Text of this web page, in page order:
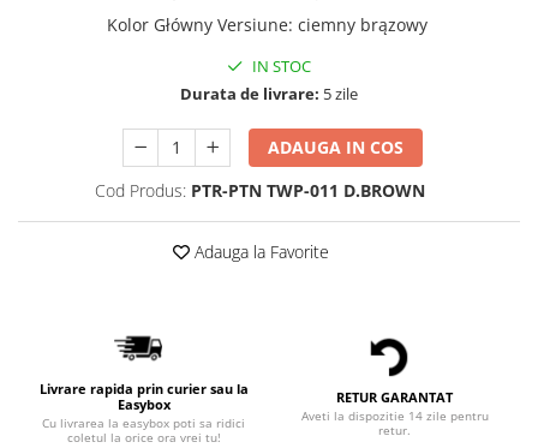
Kolor Główny Versiune: ciemny brązowy
IN STOC
Durata de livrare: 5 zile
ADAUGA IN COS
Cod Produs: PTR-PTN TWP-011 D.BROWN
Adauga la Favorite
Livrare rapida prin curier sau la
Easybox
Cu livrarea la easybox poti sa ridici
coletul la orice ora vrei tu!
RETUR GARANTAT
Aveti la dispozitie 14 zile pentru
retur.